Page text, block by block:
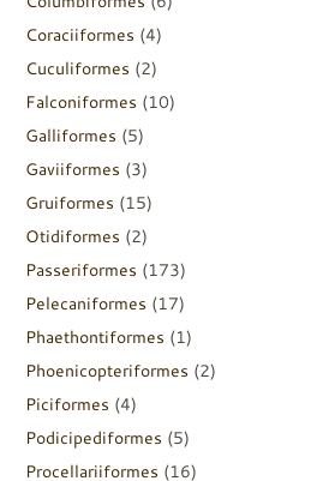
Coraciiformes (4)
Cuculiformes (2)
Falconiformes (10)
Galliformes (5)
Gaviiformes (3)
Gruiformes (15)
Otidiformes (2)
Passeriformes (173)
Pelecaniformes (17)
Phaethontiformes (1)
Phoenicopteriformes (2)
Piciformes (4)
Podicipediformes (5)
Procellariiformes (16)